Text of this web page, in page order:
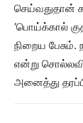
செய்வதுதான்
‘பொய்க்கால்
நிறைய பேசும்.
என்று
அனைத்து